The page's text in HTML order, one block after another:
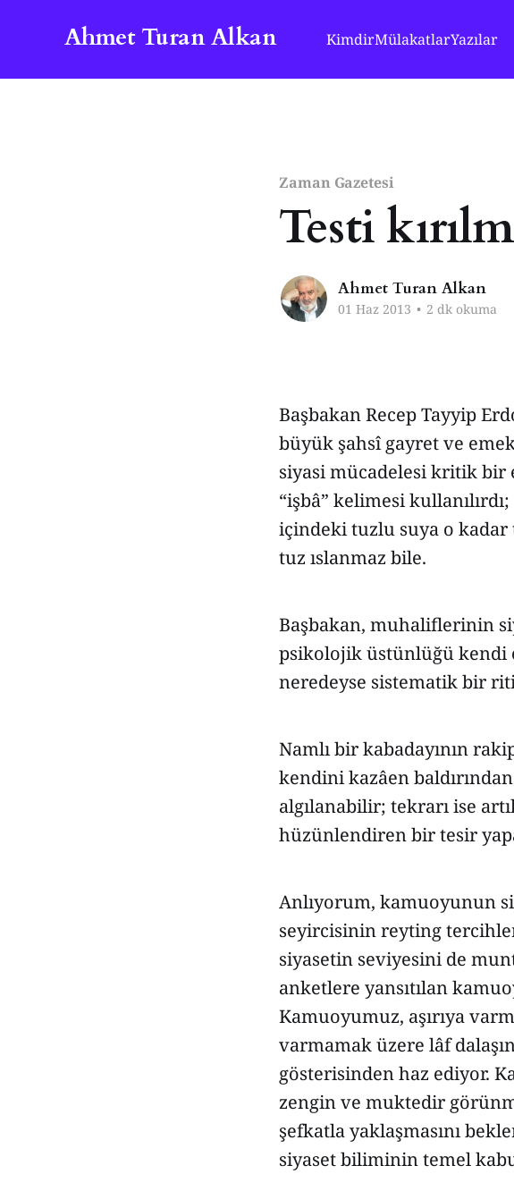
Ahmet Turan Alkan KimdirMülakatlarYazılar
Zaman Gazetesi
Testi
Ahmet Turan Alkan
01 Haz 2013 • 2 dk okuma
Başbakan Recep Tayyip
büyük şahsî gayret ve
siyasi mücadelesi kritik bir
“işbâ” kelimesi
içindeki tuzlu suya o
tuz ıslanmaz bile.
Başbakan, muhaliflerinin
psikolojik üstünlüğü kendi
neredeyse sistematik bir
Namlı bir kabadayının
kendini kazâen
algılanabilir; tekrarı ise
hüzünlendiren bir tesir
Anlıyorum, kamuoyunun
seyircisinin reyting
siyasetin seviyesini de
anketlere yansıtılan
Kamuoyumuz, aşırıya
varmamak üzere lâf
gösterisinden haz ediyor.
zengin ve muktedir
şefkatla yaklaşmasını
siyaset biliminin temel